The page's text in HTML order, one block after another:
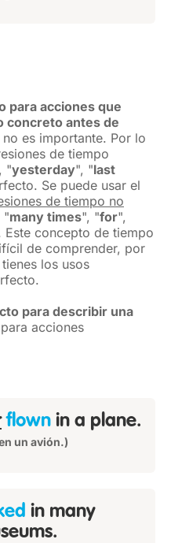
para acciones que
concreto antes de
es importante. Por lo
de tiempo
"yesterday", "last
Se puede usar el
de tiempo no
"many times", "for",
Este concepto de tiempo
de comprender, por
los usos
para describir una
acciones
flown in a plane.
un avión.)
in many